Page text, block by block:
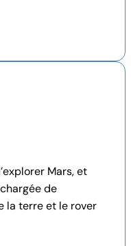
Mars, et
de
la terre et le rover